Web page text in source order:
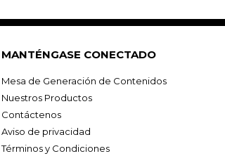
MANTÉNGASE CONECTADO
Mesa de Generación de Contenidos
Nuestros Productos
Contáctenos
Aviso de privacidad
Términos y Condiciones